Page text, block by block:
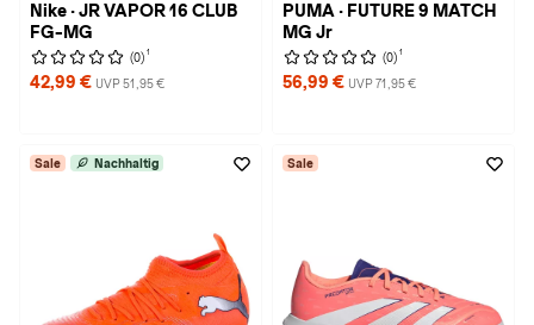
Nike · JR VAPOR 16 CLUB
FG-MG
(0) 1
42,99 € UVP 51,95 €
PUMA · FUTURE 9 MATCH
MG Jr
(0) 1
56,99 € UVP 71,95 €
Sale Nachhaltig Sale